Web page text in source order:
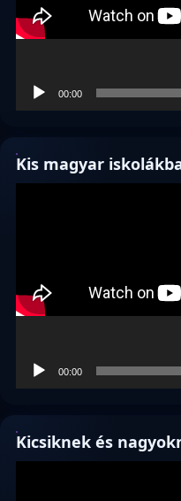
00:00
Kis magyar
00:00
Kicsiknek és